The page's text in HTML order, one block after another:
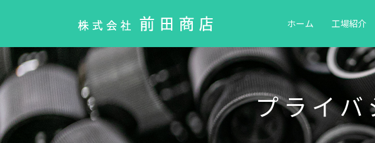
ホーム 工場紹介
プライバ